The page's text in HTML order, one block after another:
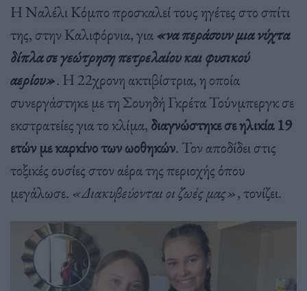
Η Ναλέλι Κόμπο προσκαλεί τους ηγέτες στο σπίτι
της, στην Καλιφόρνια, για«να περάσουν μια νύχτα
δίπλα σε γεώτρηση πετρελαίου και φυσικού
αερίου». Η 22χρονη ακτιβίστρια, η οποία
συνεργάστηκε με τη Σουηδή Γκρέτα Τούνμπεργκ σε
εκστρατείες για το κλίμα, διαγνώστηκε σε ηλικία 19
ετών με καρκίνο των ωοθηκών. Τον αποδίδει στις
τοξικές ουσίες στον αέρα της περιοχής όπου
μεγάλωσε. «Διακυβεύονται οι ζωές μας», τονίζει.